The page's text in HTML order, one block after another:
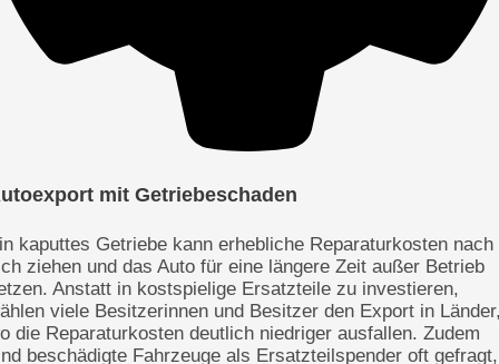
mit Getriebeschaden
kaputtes Getriebe kann erhebliche Reparaturkosten nach
ziehen und das Auto für eine längere Zeit außer Betrieb
Anstatt in kostspielige Ersatzteile zu investieren,
viele Besitzerinnen und Besitzer den Export in
die Reparaturkosten deutlich niedriger ausfallen. Zudem
beschädigte Fahrzeuge als Ersatzteilspender oft gefragt,